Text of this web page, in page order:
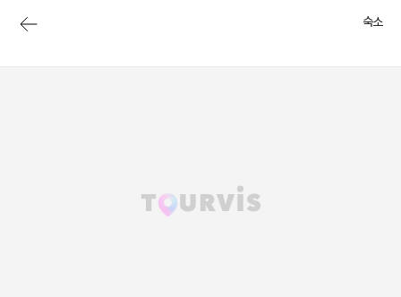
숙소